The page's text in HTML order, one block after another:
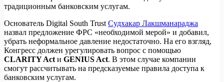
традиционным банковским услугам.
Основатель Digital South Trust Судхакар Лакшманараджа
назвал предложение ФРС «необходимой мерой» и добавил,
убрать неформальное давление недостаточно. На его взгляд,
Конгресс должен урегулировать вопрос с помощью
CLARITY Act и GENIUS Act. В этом случае компании
смогут рассчитывать на предсказуемые правила доступа к
банковским услугам.